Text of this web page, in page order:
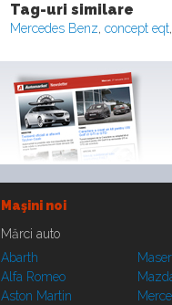
Tag-uri similare
Mercedes Benz, concept eqt,
Maşini noi
Mărci auto
Abarth
Alfa Romeo
Aston Martin